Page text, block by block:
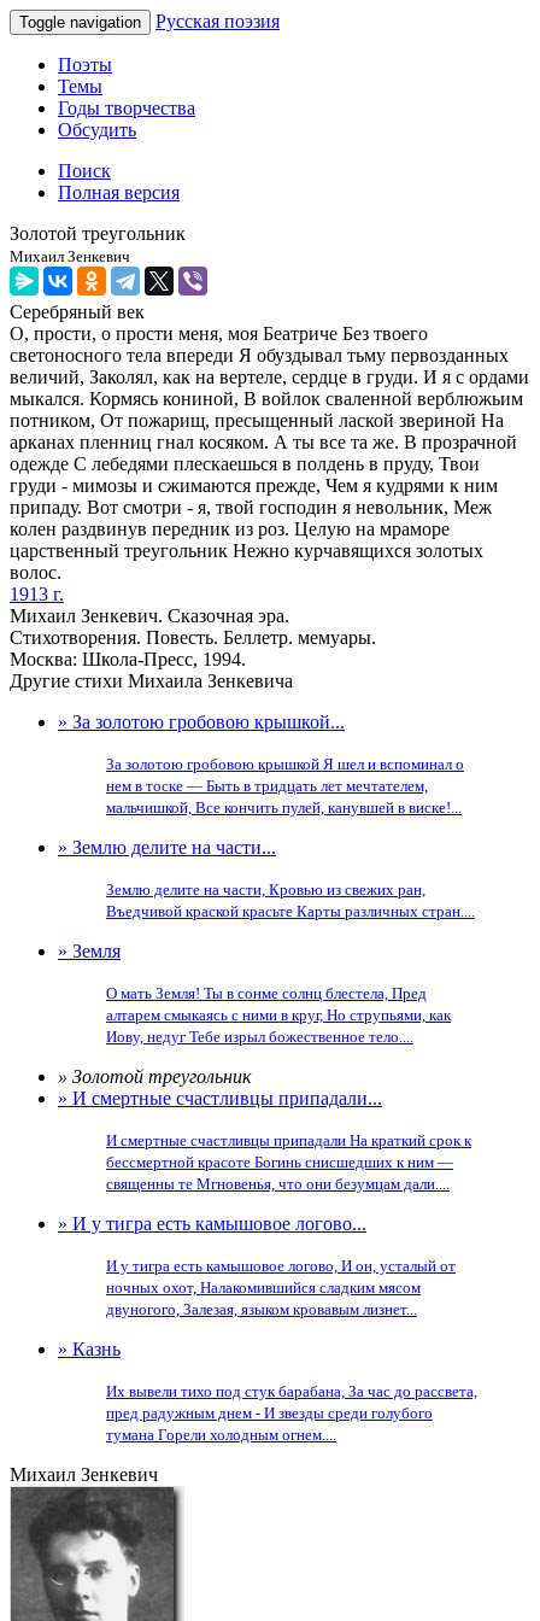
Toggle navigation Русская поэзия
Поэты
Темы
Годы творчества
Обсудить
Поиск
Полная версия
Золотой треугольник
Михаил Зенкевич
Серебряный век
О, прости, о прости меня, моя Беатриче Без твоего
светоносного тела впереди Я обуздывал тьму первозданных
величий, Заколял, как на вертеле, сердце в груди. И я с ордами
мыкался. Кормясь кониной, В войлок сваленной верблюжьим
потником, От пожарищ, пресыщенный лаской звериной На
арканах пленниц гнал косяком. А ты все та же. В прозрачной
одежде С лебедями плескаешься в полдень в пруду, Твои
груди - мимозы и сжимаются прежде, Чем я кудрями к ним
припаду. Вот смотри - я, твой господин я невольник, Меж
колен раздвинув передник из роз. Целую на мраморе
царственный треугольник Нежно курчавящихся золотых
волос.
1913 г.
Михаил Зенкевич. Сказочная эра.
Стихотворения. Повесть. Беллетр. мемуары.
Москва: Школа-Пресс, 1994.
Другие стихи Михаила Зенкевича
» За золотою гробовою крышкой...
За золотою гробовою крышкой Я шел и вспоминал о
нем в тоске — Быть в тридцать лет мечтателем,
мальчишкой, Все кончить пулей, канувшей в виске!...
» Землю делите на части...
Землю делите на части, Кровью из свежих ран,
Въедчивой краской красьте Карты различных стран....
» Земля
О мать Земля! Ты в сонме солнц блестела, Пред
алтарем смыкаясь с ними в круг, Но струпьями, как
Иову, недуг Тебе изрыл божественное тело....
» Золотой треугольник
» И смертные счастливцы припадали...
И смертные счастливцы припадали На краткий срок к
бессмертной красоте Богинь снисшедших к ним —
священны те Мгновенья, что они безумцам дали....
» И у тигра есть камышовое логово...
И у тигра есть камышовое логово, И он, усталый от
ночных охот, Налакомившийся сладким мясом
двуногого, Залезая, языком кровавым лизнет...
» Казнь
Их вывели тихо под стук барабана, За час до рассвета,
пред радужным днем - И звезды среди голубого
тумана Горели холодным огнем....
Михаил Зенкевич